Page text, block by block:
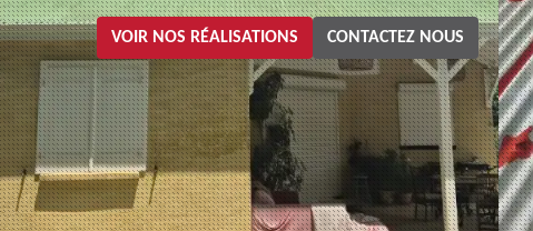
VOIR NOS RÉALISATIONS CONTACTEZ NOUS